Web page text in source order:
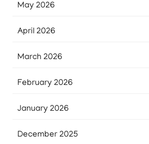
May 2026
April 2026
March 2026
February 2026
January 2026
December 2025